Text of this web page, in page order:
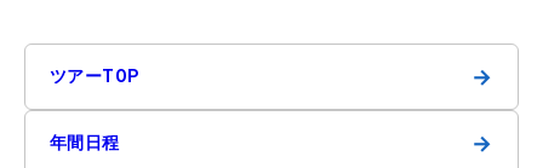
ツアーTOP →
年間日程 →